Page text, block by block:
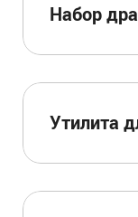
Набор
Утилита